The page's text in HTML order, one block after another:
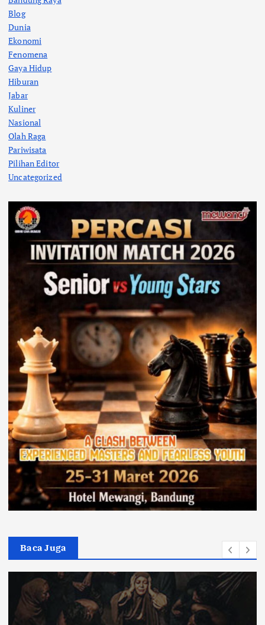
Blog
Dunia
Ekonomi
Fenomena
Gaya Hidup
Hiburan
Jabar
Kuliner
Nasional
Olah Raga
Pariwisata
Pilihan Editor
Uncategorized
Baca Juga